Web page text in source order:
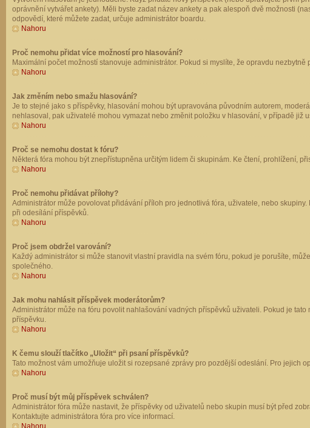
oprávnění vytvářet ankety). Měli byste zadat název ankety a pak alespoň dvě možnosti
odpovědí, které můžete zadat, určuje administrátor boardu.
Nahoru
Proč nemohu přidat více možností pro hlasování?
Maximální počet možností stanovuje administrátor. Pokud si myslíte, že opravdu
Nahoru
Jak změním nebo smažu hlasování?
Je to stejné jako s příspěvky, hlasování mohou být upravována původním autorem,
nehlasoval, pak uživatelé mohou vymazat nebo změnit položku v hlasování, v případě
Nahoru
Proč se nemohu dostat k fóru?
Některá fóra mohou být znepřístupněna určitým lidem či skupinám. Ke čtení, prohlížení,
Nahoru
Proč nemohu přidávat přílohy?
Administrátor může povolovat přidávání příloh pro jednotlivá fóra, uživatele, nebo
při odesílání příspěvků.
Nahoru
Proč jsem obdržel varování?
Každý administrátor si může stanovit vlastní pravidla na svém fóru, pokud je porušíte,
společného.
Nahoru
Jak mohu nahlásit příspěvek moderátorům?
Administrátor může na fóru povolit nahlašování vadných příspěvků uživateli. Pokud je
příspěvku.
Nahoru
K čemu slouží tlačítko „Uložit“ při psaní příspěvků?
Tato možnost vám umožňuje uložit si rozepsané zprávy pro pozdější odeslání. Pro jejich
Nahoru
Proč musí být můj příspěvek schválen?
Administrátor fóra může nastavit, že příspěvky od uživatelů nebo skupin musí být před
Kontaktujte administrátora fóra pro více informací.
Nahoru